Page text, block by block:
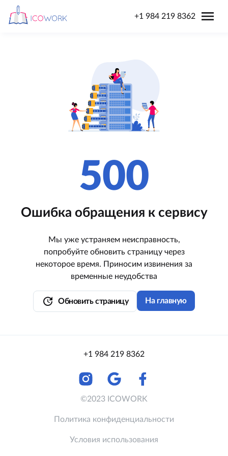
+1 984 219 8362 menu
500
Ошибка обращения к сервису
Мы уже устраняем неисправность,
попробуйте обновить страницу через
некоторое время. Приносим извинения за
временные неудобства
update Обновить страницу На главную
+1 984 219 8362
©2023 ICOWORK
Политика конфиденциальности
Условия использования